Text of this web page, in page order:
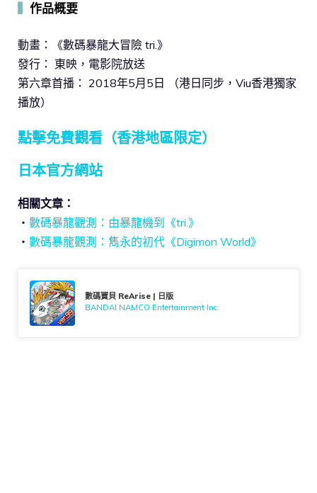
作品概要
動畫：《數碼暴龍大冒險 tri.》
發行： 東映，電影院放送
第六章首播： 2018年5月5日 （港日同步，Viu香港獨家
播放）
點擊免費觀看（香港地區限定）
日本官方網站
相關文章：
・ 數碼暴龍觀測：由暴龍機到《tri.》
・ 數碼暴龍觀測：雋永的初代《Digimon World》
數碼寶貝 ReArise | 日版
BANDAI NAMCO Entertainment Inc.